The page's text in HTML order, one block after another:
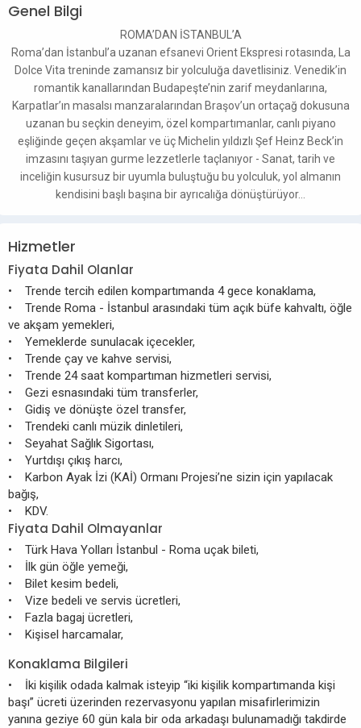
Genel Bilgi
ROMA’DAN İSTANBUL’A
Roma’dan İstanbul’a uzanan efsanevi Orient Ekspresi rotasında, La
Dolce Vita treninde zamansız bir yolculuğa davetlisiniz. Venedik’in
romantik kanallarından Budapeşte’nin zarif meydanlarına,
Karpatlar’ın masalsı manzaralarından Braşov’un ortaçağ dokusuna
uzanan bu seçkin deneyim, özel kompartımanlar, canlı piyano
eşliğinde geçen akşamlar ve üç Michelin yıldızlı Şef Heinz Beck’in
imzasını taşıyan gurme lezzetlerle taçlanıyor - Sanat, tarih ve
inceliğin kusursuz bir uyumla buluştuğu bu yolculuk, yol almanın
kendisini başlı başına bir ayrıcalığa dönüştürüyor…
Hizmetler
Fiyata Dahil Olanlar
• Trende tercih edilen kompartımanda 4 gece konaklama,
• Trende Roma - İstanbul arasındaki tüm açık büfe kahvaltı, öğle
ve akşam yemekleri,
• Yemeklerde sunulacak içecekler,
• Trende çay ve kahve servisi,
• Trende 24 saat kompartıman hizmetleri servisi,
• Gezi esnasındaki tüm transferler,
• Gidiş ve dönüşte özel transfer,
• Trendeki canlı müzik dinletileri,
• Seyahat Sağlık Sigortası,
• Yurtdışı çıkış harcı,
• Karbon Ayak İzi (KAİ) Ormanı Projesi’ne sizin için yapılacak
bağış,
• KDV.
Fiyata Dahil Olmayanlar
• Türk Hava Yolları İstanbul - Roma uçak bileti,
• İlk gün öğle yemeği,
• Bilet kesim bedeli,
• Vize bedeli ve servis ücretleri,
• Fazla bagaj ücretleri,
• Kişisel harcamalar,
Konaklama Bilgileri
• İki kişilik odada kalmak isteyip “iki kişilik kompartımanda kişi
başı” ücreti üzerinden rezervasyonu yapılan misafirlerimizin
yanına geziye 60 gün kala bir oda arkadaşı bulunamadığı takdirde